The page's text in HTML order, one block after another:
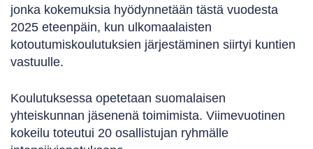
jonka kokemuksia hyödynnetään tästä vuodesta
2025 eteenpäin, kun ulkomaalaisten
kotoutumiskoulutuksien järjestäminen siirtyi kuntien
vastuulle.
Koulutuksessa opetetaan suomalaisen
yhteiskunnan jäsenenä toimimista. Viimevuotinen
kokeilu toteutui 20 osallistujan ryhmälle